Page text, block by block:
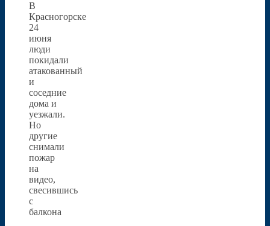
В
Красногорске
24
июня
люди
покидали
атакованный
и
соседние
дома и
уезжали.
Но
другие
снимали
пожар
на
видео,
свесившись
с
балкона